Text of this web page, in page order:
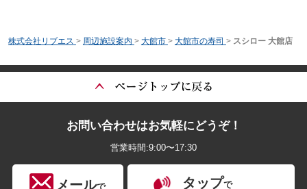
株式会社リブエス > 周辺施設案内 > 大館市 > 大館市の寿司 > スシロー 大館店
お問い合わせはお気軽にどうぞ！
営業時間:9:00〜17:30
メールで タップで